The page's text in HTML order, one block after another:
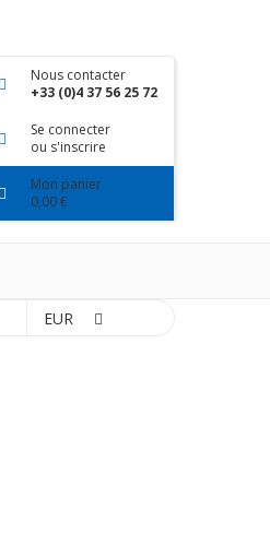
Nous contacter
+33 (0)4 37 56 25 72
Se connecter
ou s'inscrire
Mon panier
0,00 €
EUR